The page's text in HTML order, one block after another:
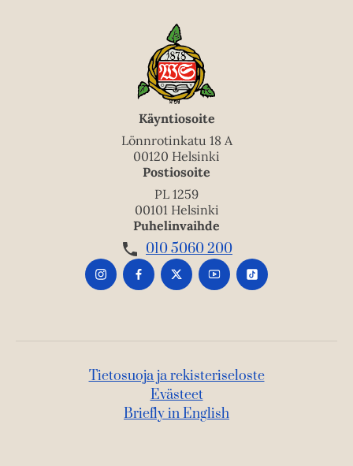
Käyntiosoite
Lönnrotinkatu 18 A
00120 Helsinki
Postiosoite
PL 1259
00101 Helsinki
Puhelinvaihde
010 5060 200
Tietosuoja ja rekisteriseloste
Evästeet
Briefly in English